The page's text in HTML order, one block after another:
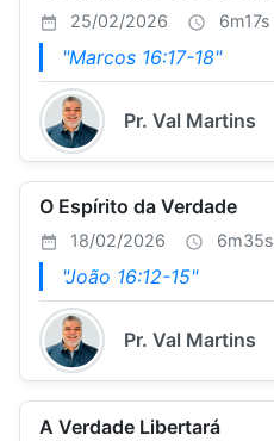
25/02/2026 6m17s
"Marcos 16:17-18"
Pr. Val Martins
O Espírito da Verdade
18/02/2026 6m35s
"João 16:12-15"
Pr. Val Martins
A Verdade Libertará